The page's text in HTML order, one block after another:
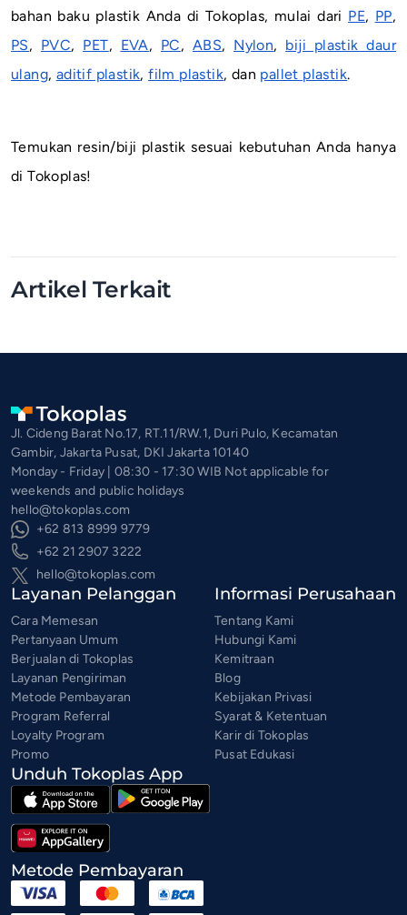
bahan baku plastik Anda di Tokoplas, mulai dari PE, PP,
PS, PVC, PET, EVA, PC, ABS, Nylon, biji plastik daur
ulang, aditif plastik,film plastik, dan pallet plastik.
Temukan resin/biji plastik sesuai kebutuhan Anda hanya
di Tokoplas!
Artikel Terkait
Jl. Cideng Barat No.17, RT.11/RW.1, Duri Pulo, Kecamatan
Gambir, Jakarta Pusat, DKI Jakarta 10140
Monday - Friday | 08:30 - 17:30 WIB Not applicable for
weekends and public holidays
hello@tokoplas.com
+62 813 8999 9779
+62 21 2907 3222
hello@tokoplas.com
Layanan Pelanggan
Cara Memesan
Pertanyaan Umum
Berjualan di Tokoplas
Layanan Pengiriman
Metode Pembayaran
Program Referral
Loyalty Program
Promo
Informasi Perusahaan
Tentang Kami
Hubungi Kami
Kemitraan
Blog
Kebijakan Privasi
Syarat & Ketentuan
Karir di Tokoplas
Pusat Edukasi
Unduh Tokoplas App
Metode Pembayaran